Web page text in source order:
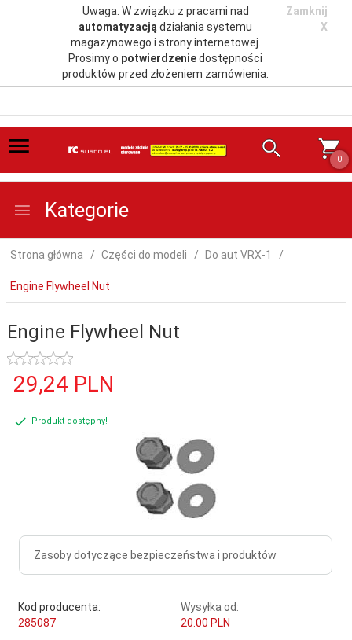
Uwaga. W związku z pracami nad
automatyzacjądziałania systemu
magazynowego i strony internetowej.
Prosimy o potwierdzeniedostępności
produktów przed złożeniem zamówienia.
Zamknij
X
0
Kategorie
Strona główna Części do modeli Do aut VRX-1
Engine Flywheel Nut
Engine Flywheel Nut
29,24 PLN
Produkt dostępny!
Zasoby dotyczące bezpieczeństwa i produktów
Kod producenta:
285087
Wysyłka od:
20.00 PLN